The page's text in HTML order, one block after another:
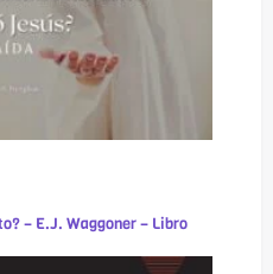
– E.J. Waggoner – Libro